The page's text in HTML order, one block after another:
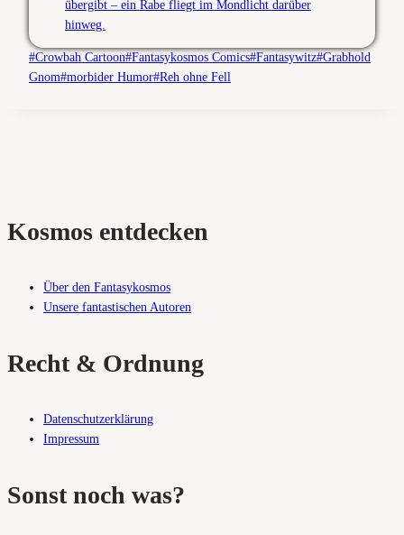
Schlagworte:
#Crowbah Cartoon#Fantasykosmos Comics#Fantasywitz#Grabhold
Gnom#morbider Humor#Reh ohne Fell
Kosmos entdecken
Über den Fantasykosmos
Unsere fantastischen Autoren
Recht & Ordnung
Datenschutzerklärung
Impressum
Sonst noch was?